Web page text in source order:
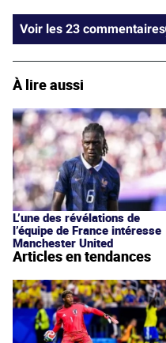
Voir les 23 commentaires
À lire aussi
L’une des révélations de
l’équipe de France intéresse
Manchester United
Articles en tendances